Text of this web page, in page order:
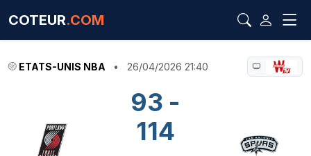
COTEUR.COM
ETATS-UNIS NBA • 26/04/2026 21:40
93 -
114